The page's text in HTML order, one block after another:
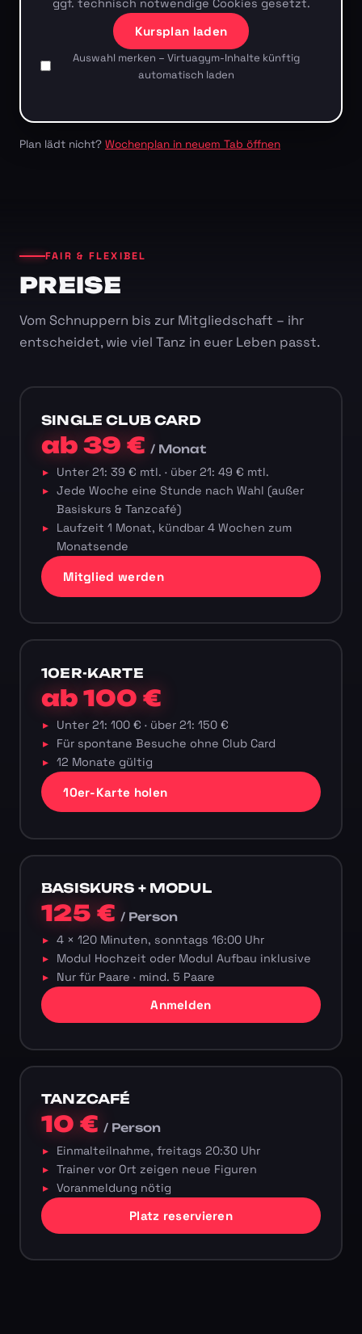
ggf. technisch notwendige Cookies gesetzt.
Kursplan laden
Auswahl merken – Virtuagym-Inhalte künftig
automatisch laden
Plan lädt nicht? Wochenplan in neuem Tab öffnen
FAIR & FLEXIBEL
PREISE
Vom Schnuppern bis zur Mitgliedschaft – ihr
entscheidet, wie viel Tanz in euer Leben passt.
SINGLE CLUB CARD
ab 39 €/ Monat
Unter 21: 39 € mtl. · über 21: 49 € mtl.
Jede Woche eine Stunde nach Wahl (außer
Basiskurs & Tanzcafé)
Laufzeit 1 Monat, kündbar 4 Wochen zum
Monatsende
Mitglied werden
10ER-KARTE
ab 100 €
Unter 21: 100 € · über 21: 150 €
Für spontane Besuche ohne Club Card
12 Monate gültig
10er-Karte holen
BASISKURS + MODUL
125 €/ Person
4 × 120 Minuten, sonntags 16:00 Uhr
Modul Hochzeit oder Modul Aufbau inklusive
Nur für Paare · mind. 5 Paare
Anmelden
TANZCAFÉ
10 €/ Person
Einmalteilnahme, freitags 20:30 Uhr
Trainer vor Ort zeigen neue Figuren
Voranmeldung nötig
Platz reservieren